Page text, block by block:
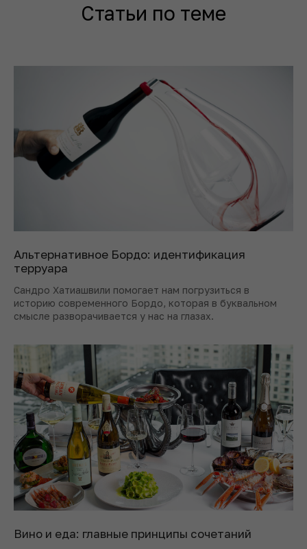
Статьи по теме
Альтернативное Бордо: идентификация
терруара
Сандро Хатиашвили помогает нам погрузиться в
историю современного Бордо, которая в буквальном
смысле разворачивается у нас на глазах.
Вино и еда: главные принципы сочетаний